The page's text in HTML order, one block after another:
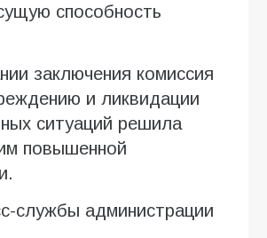
способность
заключения комиссия
и ликвидации
ситуаций решила
повышенной
службы администрации